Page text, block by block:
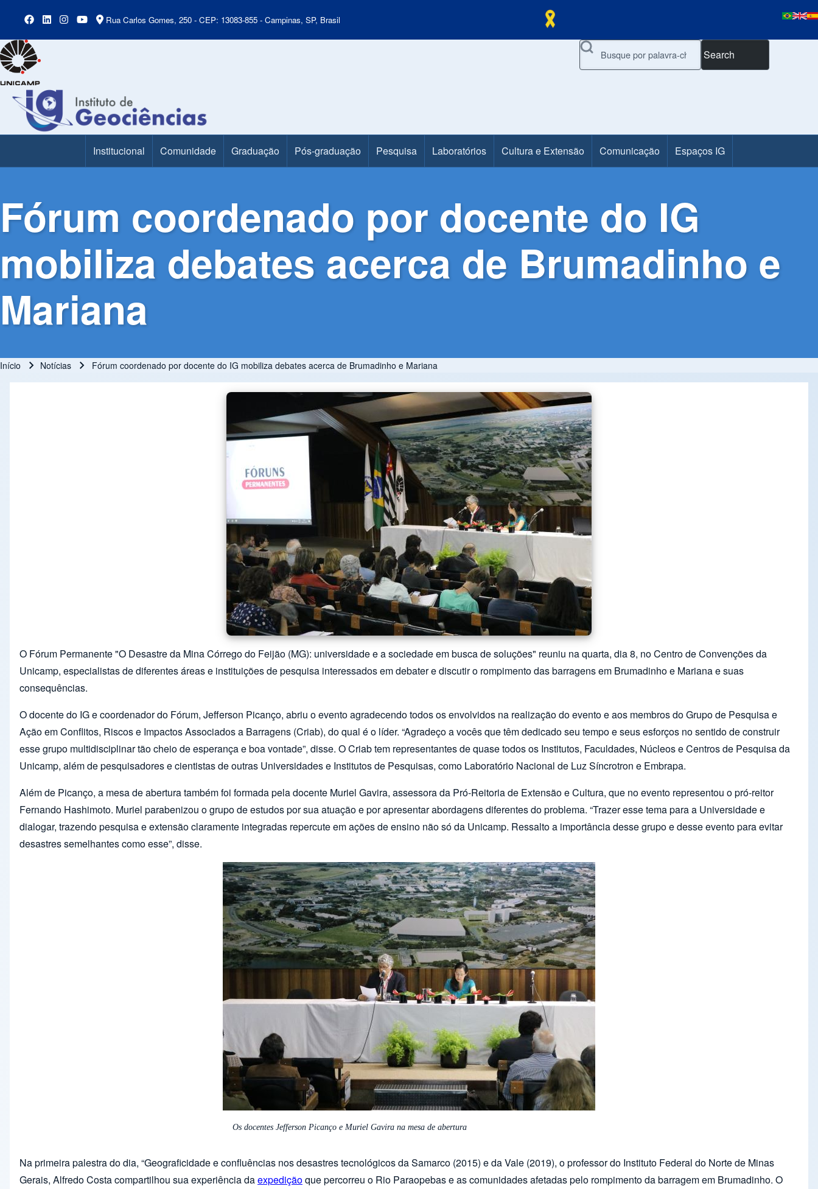
Rua Carlos Gomes, 250 - CEP: 13083-855 - Campinas, SP, Brasil
Search
Main MenuInstitucional Comunidade Graduação Pós-graduação Pesquisa Laboratórios Cultura e Extensão Comunicação Espaços IG
Fórum coordenado por docente do IG
mobiliza debates acerca de Brumadinho e
Mariana
Trilha de navegação
Início Notícias Fórum coordenado por docente do IG mobiliza debates acerca de Brumadinho e Mariana
O Fórum Permanente "O Desastre da Mina Córrego do Feijão (MG): universidade e a sociedade em busca de soluções" reuniu na quarta, dia 8, no Centro de Convenções da
Unicamp, especialistas de diferentes áreas e instituições de pesquisa interessados em debater e discutir o rompimento das barragens em Brumadinho e Mariana e suas
consequências.
O docente do IG e coordenador do Fórum, Jefferson Picanço, abriu o evento agradecendo todos os envolvidos na realização do evento e aos membros do Grupo de Pesquisa e
Ação em Conflitos, Riscos e Impactos Associados a Barragens (Criab), do qual é o líder. “Agradeço a vocês que têm dedicado seu tempo e seus esforços no sentido de construir
esse grupo multidisciplinar tão cheio de esperança e boa vontade”, disse. O Criab tem representantes de quase todos os Institutos, Faculdades, Núcleos e Centros de Pesquisa da
Unicamp, além de pesquisadores e cientistas de outras Universidades e Institutos de Pesquisas, como Laboratório Nacional de Luz Síncrotron e Embrapa.
Além de Picanço, a mesa de abertura também foi formada pela docente Muriel Gavira, assessora da Pró-Reitoria de Extensão e Cultura, que no evento representou o pró-reitor
Fernando Hashimoto. Muriel parabenizou o grupo de estudos por sua atuação e por apresentar abordagens diferentes do problema. “Trazer esse tema para a Universidade e
dialogar, trazendo pesquisa e extensão claramente integradas repercute em ações de ensino não só da Unicamp. Ressalto a importância desse grupo e desse evento para evitar
desastres semelhantes como esse”, disse.
Os docentes Jefferson Picanço e Muriel Gavira na mesa de abertura
Na primeira palestra do dia, “Geograficidade e confluências nos desastres tecnológicos da Samarco (2015) e da Vale (2019), o professor do Instituto Federal do Norte de Minas
Gerais, Alfredo Costa compartilhou sua experiência daexpediçãoque percorreu o Rio Paraopebas e as comunidades afetadas pelo rompimento da barragem em Brumadinho. O